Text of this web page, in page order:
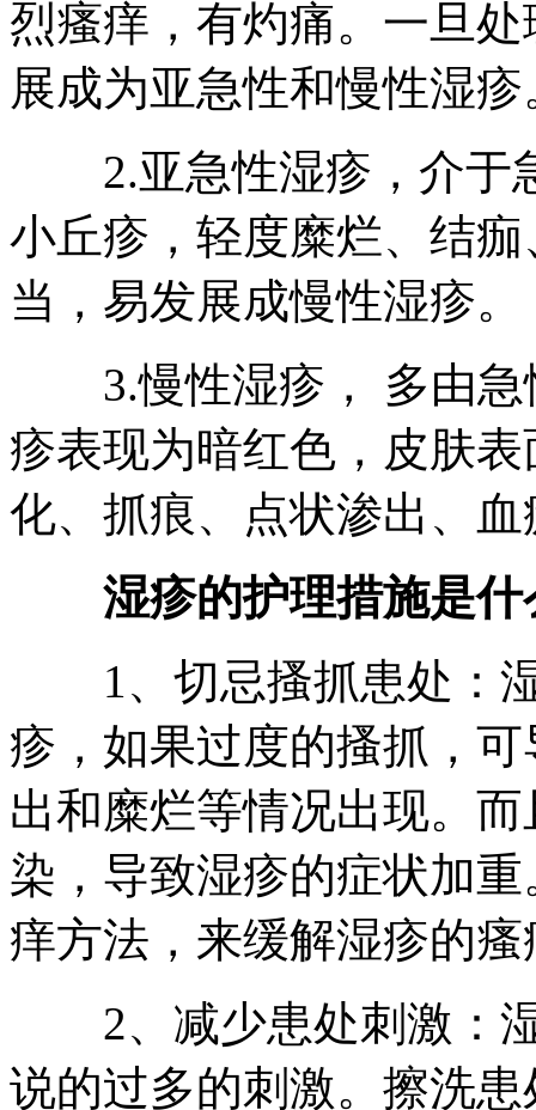
烈瘙痒，有灼痛。一旦
展成为亚急性和慢性湿疹
2.亚急性湿疹，介于
小丘疹，轻度糜烂、结
当，易发展成慢性湿疹。
3.慢性湿疹， 多由急
疹表现为暗红色，皮肤
化、抓痕、点状渗出、
湿疹的护理措施是什
1、切忌搔抓患处：湿
疹，如果过度的搔抓，
出和糜烂等情况出现。
染，导致湿疹的症状加
痒方法，来缓解湿疹的
2、减少患处刺激：湿
说的过多的刺激。擦洗